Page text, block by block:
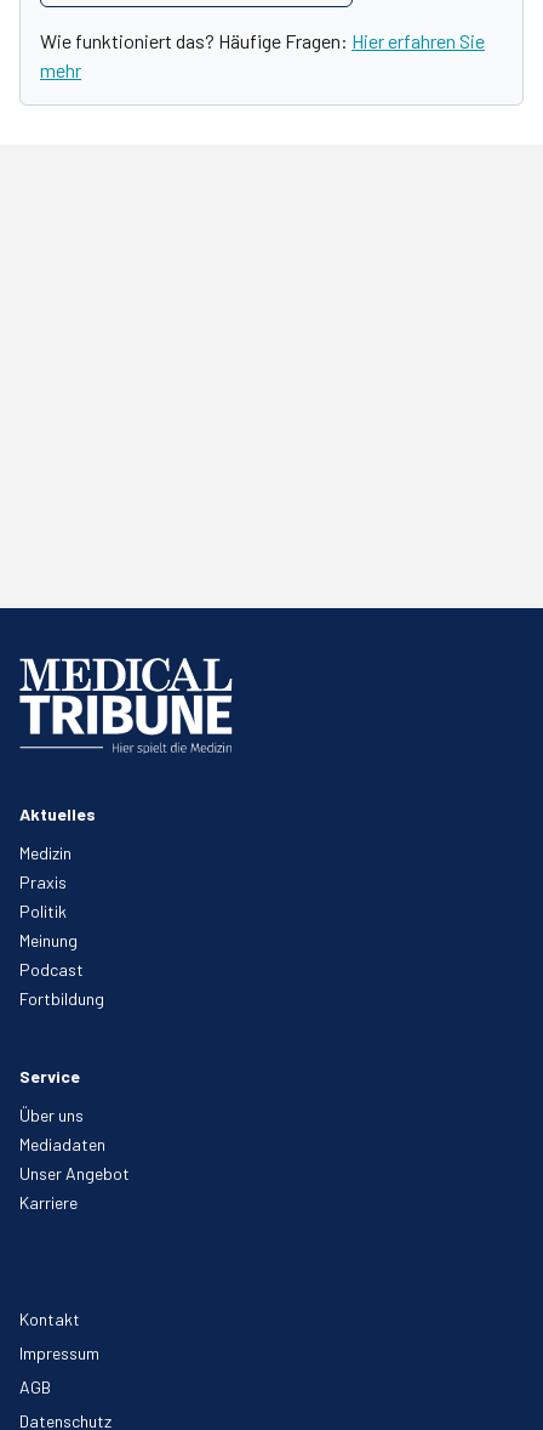
Wie funktioniert das? Häufige Fragen: Hier erfahren Sie
mehr
Aktuelles
Medizin
Praxis
Politik
Meinung
Podcast
Fortbildung
Service
Über uns
Mediadaten
Unser Angebot
Karriere
Kontakt
Impressum
AGB
Datenschutz